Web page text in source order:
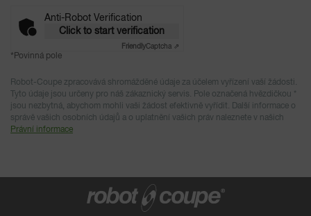
Anti-Robot Verification
Click to start verification
FriendlyCaptcha ⇗
* Povinná pole
Robot-Coupe zpracovává shromážděné údaje za účelem vyřízení vaší žádosti.
Tyto údaje jsou určeny pro náš zákaznický servis. Pole označená hvězdičkou *
jsou nezbytná, abychom mohli vaši žádost efektivně vyřídit. Další informace o
správě vašich osobních údajů a o uplatnění vašich práv naleznete v našich
Právní informace